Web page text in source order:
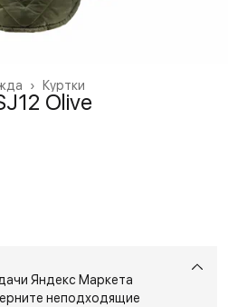
Куртки
›
Olive
Яндекс Маркета
неподходящие